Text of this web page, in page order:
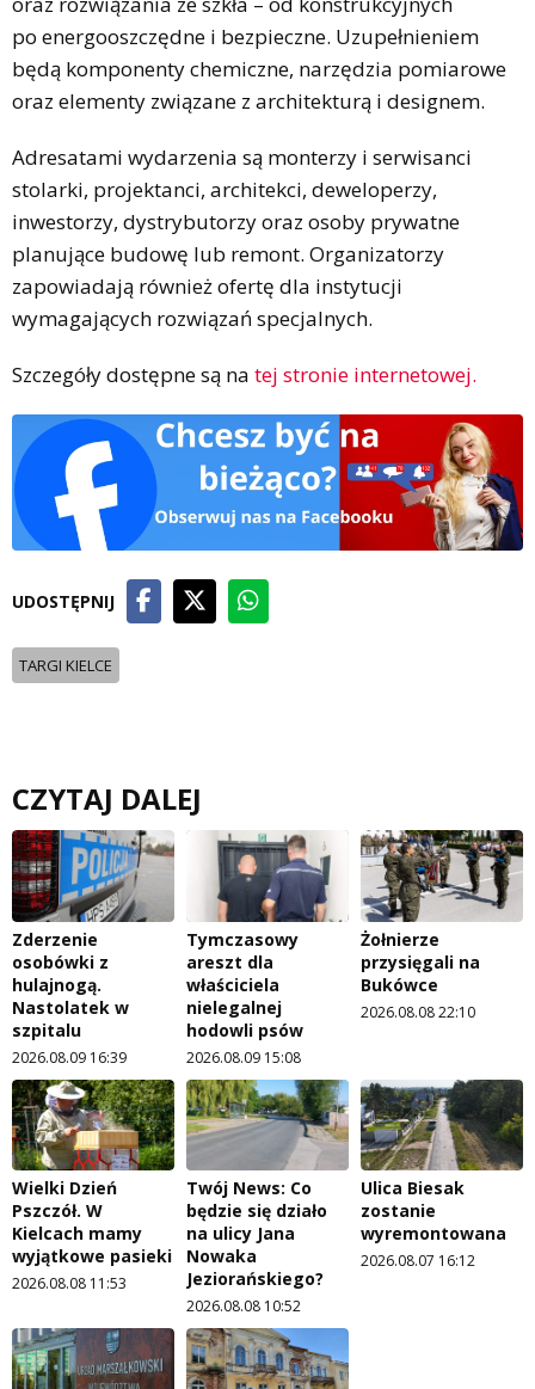
po energooszczędne i bezpieczne. Uzupełnieniem
będą komponenty chemiczne, narzędzia pomiarowe
oraz elementy związane z architekturą i designem.
Adresatami wydarzenia są monterzy i serwisanci
stolarki, projektanci, architekci, deweloperzy,
inwestorzy, dystrybutorzy oraz osoby prywatne
planujące budowę lub remont. Organizatorzy
zapowiadają również ofertę dla instytucji
wymagających rozwiązań specjalnych.
Szczegóły dostępne są na tej stronie internetowej.
UDOSTĘPNIJ
TARGI KIELCE
CZYTAJ DALEJ
Zderzenie
osobówki z
hulajnogą.
Nastolatek w
szpitalu
2026.08.09 16:39
Tymczasowy
areszt dla
właściciela
nielegalnej
hodowli psów
2026.08.09 15:08
Żołnierze
przysięgali na
Bukówce
2026.08.08 22:10
Wielki Dzień
Pszczół. W
Kielcach mamy
wyjątkowe pasieki
2026.08.08 11:53
Twój News: Co
będzie się działo
na ulicy Jana
Nowaka
Jeziorańskiego?
2026.08.08 10:52
Ulica Biesak
zostanie
wyremontowana
2026.08.07 16:12